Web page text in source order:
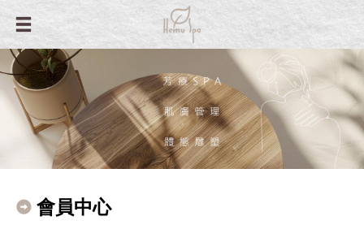
會員中心